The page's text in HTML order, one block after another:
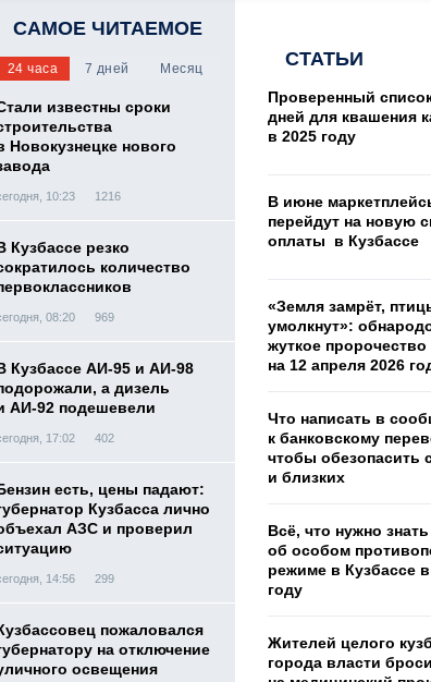
САМОЕ ЧИТАЕМОЕ
24 часа 7 дней Месяц
известны сроки
Новокузнецке нового
10:23 1216
Кузбассе резко
количество
08:20 969
Кузбассе АИ-95 и АИ-98
а дизель
АИ-92 подешевели
17:02 402
есть, цены падают:
Кузбасса лично
АЗС и проверил
14:56 299
пожаловался
на отключение
освещения
СТАТЬИ
Проверенный
дней для квашения
в 2025 году
В июне
перейдут на новую
оплаты в Кузбассе
«Земля замрёт,
умолкнут»:
жуткое пророчество
на 12 апреля 2026
Что написать в
к банковскому
чтобы обезопасить
и близких
Всё, что нужно знать
об особом
режиме в Кузбассе
году
Жителей целого
города власти